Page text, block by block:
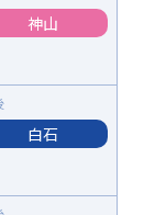
神山
白石